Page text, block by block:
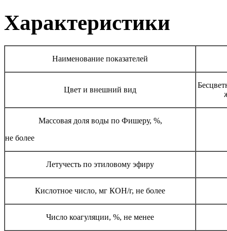
Характеристики
Наименование показателей
Цвет и внешний вид
Массовая доля воды по Фишеру, %,
не более
Летучесть по этиловому эфиру
Кислотное число, мг КОН/г, не более
Число коагуляции, %, не менее